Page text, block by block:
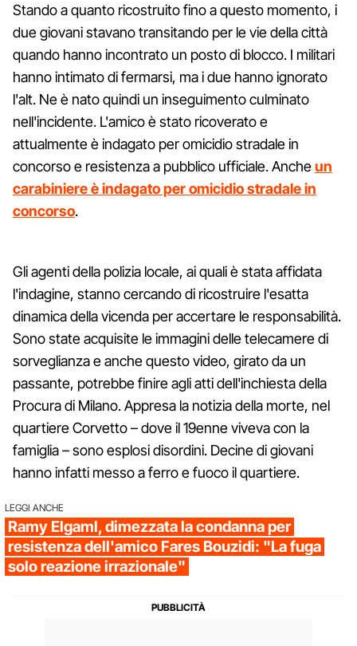
Stando a quanto ricostruito fino a questo momento, i
due giovani stavano transitando per le vie della città
quando hanno incontrato un posto di blocco. I militari
hanno intimato di fermarsi, ma i due hanno ignorato
l'alt. Ne è nato quindi un inseguimento culminato
nell'incidente. L'amico è stato ricoverato e
attualmente è indagato per omicidio stradale in
concorso e resistenza a pubblico ufficiale. Ancheun
carabiniere è indagato per omicidio stradale in
concorso.
Gli agenti della polizia locale, ai quali è stata affidata
l'indagine, stanno cercando di ricostruire l'esatta
dinamica della vicenda per accertare le responsabilità.
Sono state acquisite le immagini delle telecamere di
sorveglianza e anche questo video, girato da un
passante, potrebbe finire agli atti dell'inchiesta della
Procura di Milano. Appresa la notizia della morte, nel
quartiere Corvetto – dove il 19enne viveva con la
famiglia – sono esplosi disordini. Decine di giovani
hanno infatti messo a ferro e fuoco il quartiere.
LEGGI ANCHE
Ramy Elgaml, dimezzata la condanna per
resistenza dell'amico Fares Bouzidi: "La fuga
solo reazione irrazionale"